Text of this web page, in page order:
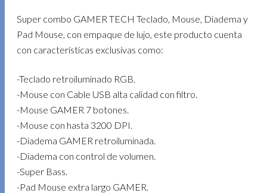
Super combo GAMER TECH Teclado, Mouse, Diadema y
Pad Mouse, con empaque de lujo, este producto cuenta
con características exclusivas como:
-Teclado retroiluminado RGB.
-Mouse con Cable USB alta calidad con filtro.
-Mouse GAMER 7 botones.
-Mouse con hasta 3200 DPI.
-Diadema GAMER retroiluminada.
-Diadema con control de volumen.
-Super Bass.
-Pad Mouse extra largo GAMER.